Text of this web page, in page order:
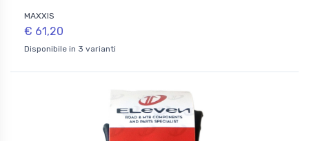
MAXXIS
€ 61,20
Disponibile in 3 varianti